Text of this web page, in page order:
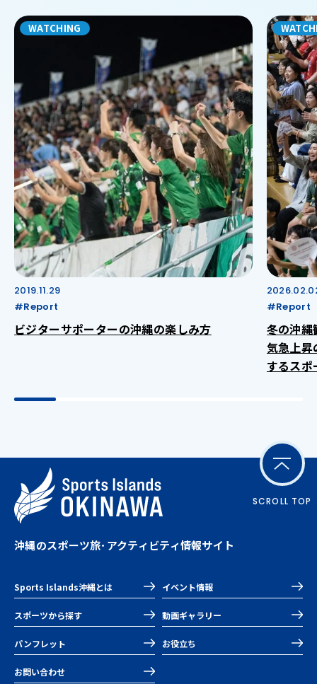
WATCHING
2019.11.29
#Report
ビジターサポーターの沖縄の楽しみ方
#Report
冬の沖縄
気急上昇
するス
SCROLL TOP
沖縄のスポーツ旅･アクティビティ情報サイト
Sports Islands沖縄とは イベント情報
スポーツから探す 動画ギャラリー
パンフレット お役立ち
お問い合わせ